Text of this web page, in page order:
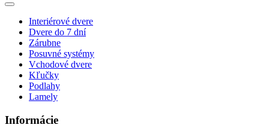
Interiérové dvere
Dvere do 7 dní
Zárubne
Posuvné systémy
Vchodové dvere
Kľučky
Podlahy
Lamely
Informácie